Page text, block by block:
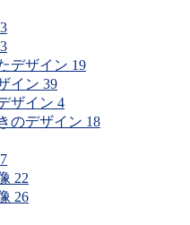
デザイン 19
イン 39
ザイン 4
のデザイン 18
22
26